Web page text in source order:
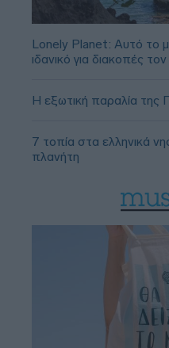
Lonely Planet: Αυτό το
ιδανικό για διακοπές
Η εξωτική παραλία
7 τοπία στα ελληνικά
πλανήτη